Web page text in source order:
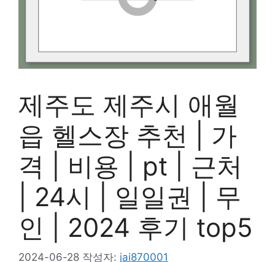
제주도 제주시 애월
읍 헬스장 추천 | 가
격 | 비용 | pt | 근처
| 24시 | 일일권 | 무
인 | 2024 후기 top5
2024-06-28 작성자: jai870001